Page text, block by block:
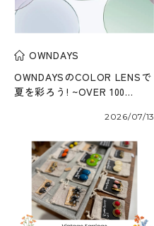
OWNDAYS
OWNDAYSのCOLOR LENSで
夏を彩ろう! ~OVER 100
2026/07/13